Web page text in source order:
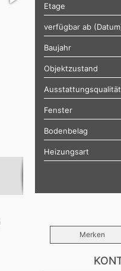
Etage
verfügbar ab
Baujahr
Objektzustand
Ausstattungsqualität
Fenster
Bodenbelag
Heizungsart
Moebliert
Kaution
Merken